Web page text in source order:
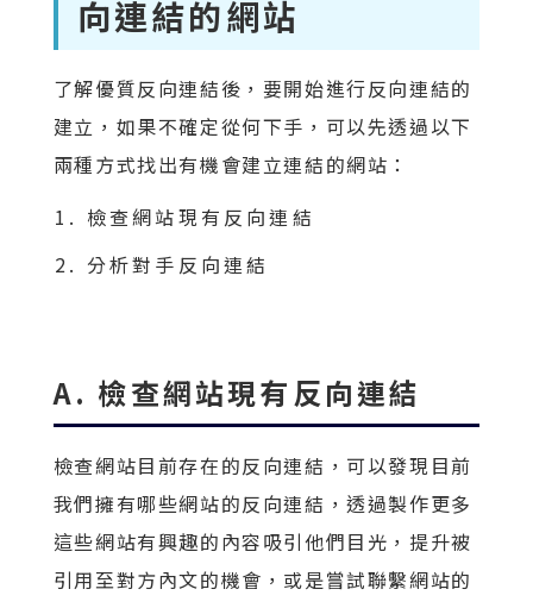
向連結的網站
了解優質反向連結後，要開始進行反向連結的
建立，如果不確定從何下手，可以先透過以下
兩種方式找出有機會建立連結的網站：
檢查網站現有反向連結
分析對手反向連結
A. 檢查網站現有反向連結
檢查網站目前存在的反向連結，可以發現目前
我們擁有哪些網站的反向連結，透過製作更多
這些網站有興趣的內容吸引他們目光，提升被
引用至對方內文的機會，或是嘗試聯繫網站的